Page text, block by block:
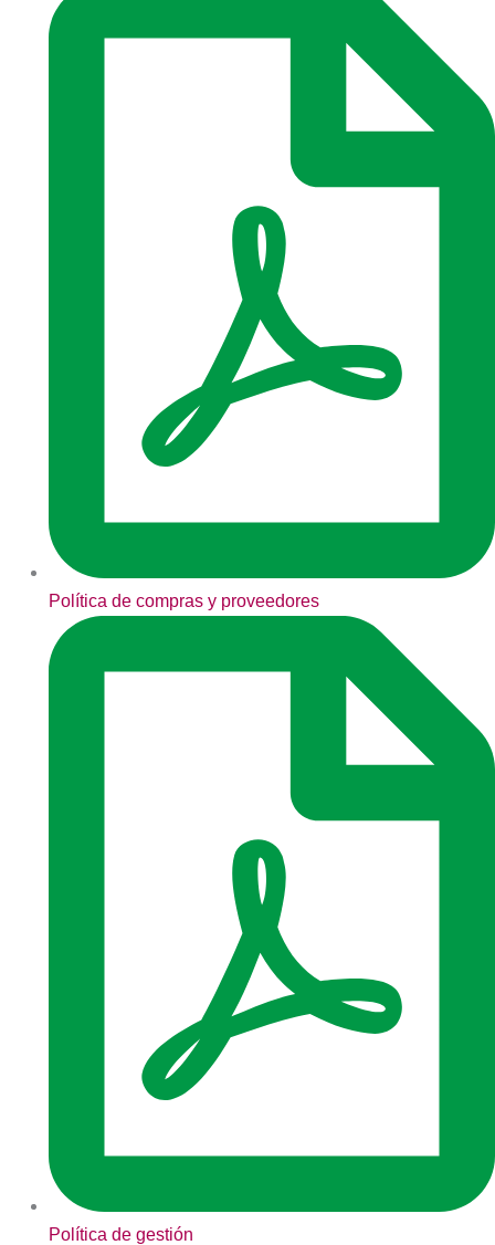
Política de compras y proveedores
Política de gestión